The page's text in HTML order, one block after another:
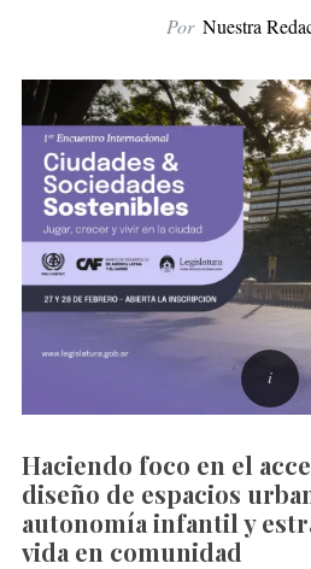
Por Nuestra
Haciendo foco en el
diseño de espacios
autonomía infantil y
vida en comunidad